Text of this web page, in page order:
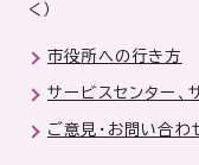
く）
市役所への行き方
サービスセンター、
ご意見・お問い合わ